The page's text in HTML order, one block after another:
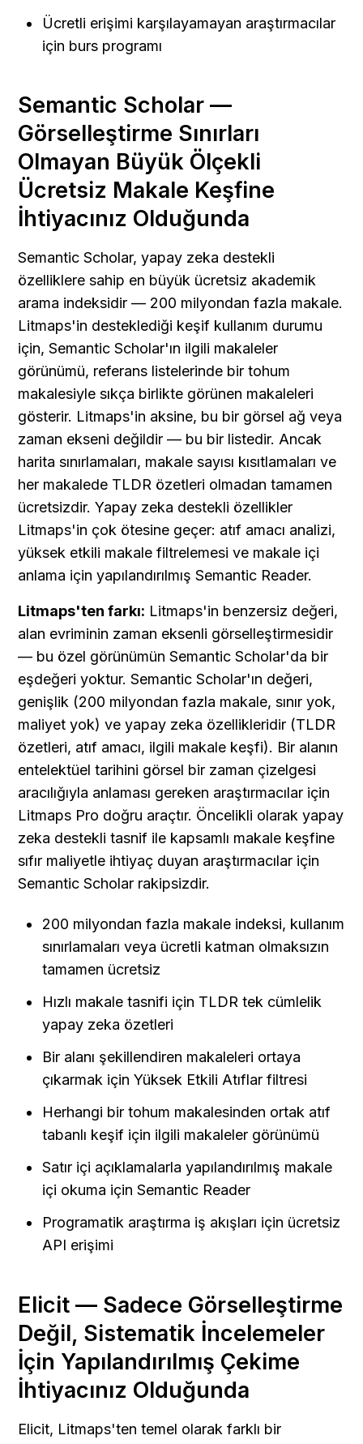
Ücretli erişimi karşılayamayan araştırmacılar
için burs programı
Semantic Scholar —
Görselleştirme Sınırları
Olmayan Büyük Ölçekli
Ücretsiz Makale Keşfine
İhtiyacınız Olduğunda
Semantic Scholar, yapay zeka destekli
özelliklere sahip en büyük ücretsiz akademik
arama indeksidir — 200 milyondan fazla makale.
Litmaps'in desteklediği keşif kullanım durumu
için, Semantic Scholar'ın ilgili makaleler
görünümü, referans listelerinde bir tohum
makalesiyle sıkça birlikte görünen makaleleri
gösterir. Litmaps'in aksine, bu bir görsel ağ veya
zaman ekseni değildir — bu bir listedir. Ancak
harita sınırlamaları, makale sayısı kısıtlamaları ve
her makalede TLDR özetleri olmadan tamamen
ücretsizdir. Yapay zeka destekli özellikler
Litmaps'in çok ötesine geçer: atıf amacı analizi,
yüksek etkili makale filtrelemesi ve makale içi
anlama için yapılandırılmış Semantic Reader.
Litmaps'ten farkı: Litmaps'in benzersiz değeri,
alan evriminin zaman eksenli görselleştirmesidir
— bu özel görünümün Semantic Scholar'da bir
eşdeğeri yoktur. Semantic Scholar'ın değeri,
genişlik (200 milyondan fazla makale, sınır yok,
maliyet yok) ve yapay zeka özellikleridir (TLDR
özetleri, atıf amacı, ilgili makale keşfi). Bir alanın
entelektüel tarihini görsel bir zaman çizelgesi
aracılığıyla anlaması gereken araştırmacılar için
Litmaps Pro doğru araçtır. Öncelikli olarak yapay
zeka destekli tasnif ile kapsamlı makale keşfine
sıfır maliyetle ihtiyaç duyan araştırmacılar için
Semantic Scholar rakipsizdir.
200 milyondan fazla makale indeksi, kullanım
sınırlamaları veya ücretli katman olmaksızın
tamamen ücretsiz
Hızlı makale tasnifi için TLDR tek cümlelik
yapay zeka özetleri
Bir alanı şekillendiren makaleleri ortaya
çıkarmak için Yüksek Etkili Atıflar filtresi
Herhangi bir tohum makalesinden ortak atıf
tabanlı keşif için ilgili makaleler görünümü
Satır içi açıklamalarla yapılandırılmış makale
içi okuma için Semantic Reader
Programatik araştırma iş akışları için ücretsiz
API erişimi
Elicit — Sadece Görselleştirme
Değil, Sistematik İncelemeler
İçin Yapılandırılmış Çekime
İhtiyacınız Olduğunda
Elicit, Litmaps'ten temel olarak farklı bir